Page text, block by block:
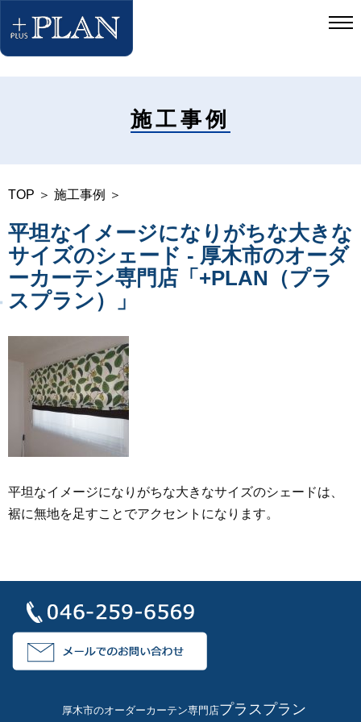
施工事例
TOP ＞ 施工事例 ＞
平坦なイメージになりがちな大きな
サイズのシェード - 厚木市のオーダ
ーカーテン専門店「+PLAN（プラ
スプラン）」
平坦なイメージになりがちな大きなサイズのシェードは、
裾に無地を足すことでアクセントになります。
厚木市のオーダーカーテン専門店プラスプラン